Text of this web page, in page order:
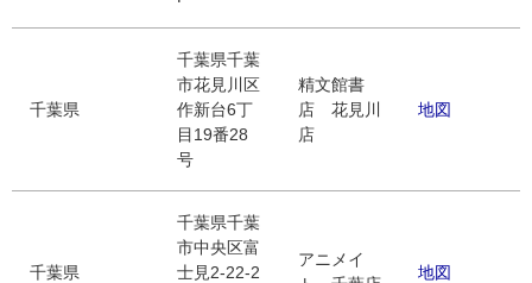
千葉県
千葉県千葉
市花見川区
作新台6丁
目19番28
号
精文館書
店 花見川
店
地図
千葉県
千葉県千葉
市中央区富
士見2-22-2
アニメイ
地図